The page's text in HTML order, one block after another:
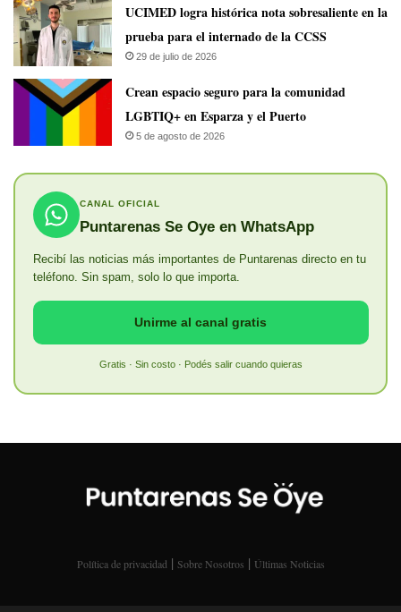
UCIMED logra histórica nota sobresaliente en la
prueba para el internado de la CCSS
29 de julio de 2026
Crean espacio seguro para la comunidad
LGBTIQ+ en Esparza y el Puerto
5 de agosto de 2026
CANAL OFICIAL
Puntarenas Se Oye en WhatsApp
Recibí las noticias más importantes de Puntarenas directo en tu
teléfono. Sin spam, solo lo que importa.
Unirme al canal gratis
Gratis · Sin costo · Podés salir cuando quieras
Política de privacidad | Sobre Nosotros | Últimas Noticias